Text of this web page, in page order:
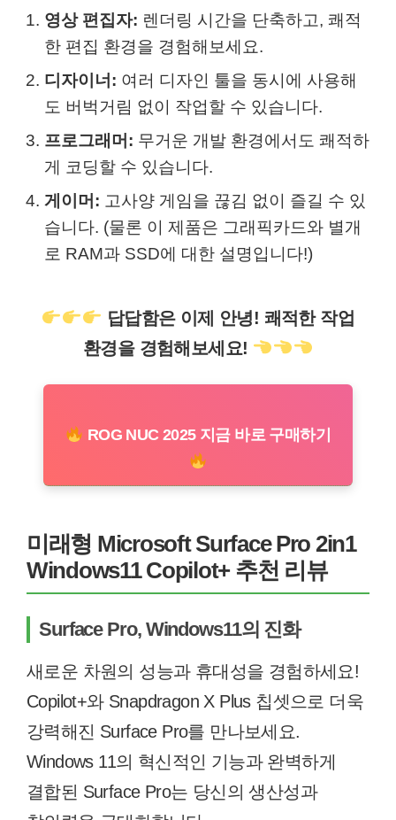
영상 편집자: 렌더링 시간을 단축하고, 쾌적
한 편집 환경을 경험해보세요.
디자이너: 여러 디자인 툴을 동시에 사용해
도 버벅거림 없이 작업할 수 있습니다.
프로그래머: 무거운 개발 환경에서도 쾌적하
게 코딩할 수 있습니다.
게이머: 고사양 게임을 끊김 없이 즐길 수 있
습니다. (물론 이 제품은 그래픽카드와 별개
로 RAM과 SSD에 대한 설명입니다!)
답답함은 이제 안녕! 쾌적한 작업
환경을 경험해보세요!
ROG NUC 2025 지금 바로 구매하기
미래형 Microsoft Surface Pro 2in1
Windows11 Copilot+ 추천 리뷰
Surface Pro, Windows11의 진화
새로운 차원의 성능과 휴대성을 경험하세요!
Copilot+와 Snapdragon X Plus 칩셋으로 더욱
강력해진 Surface Pro를 만나보세요.
Windows 11의 혁신적인 기능과 완벽하게
결합된 Surface Pro는 당신의 생산성과